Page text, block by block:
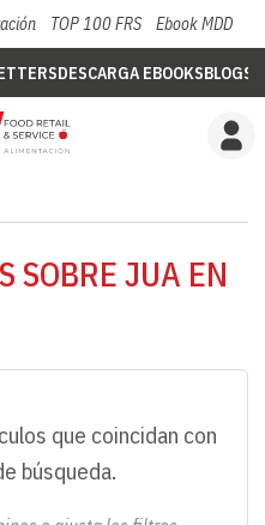
TOP 100 FRS Ebook MDD
DESCARGA EBOOKSBLOGS
SOBRE JUA EN
que coincidan con
búsqueda.